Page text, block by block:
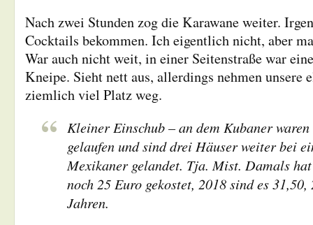
Nach zwei Stunden zog die Karawane weiter.
Cocktails bekommen. Ich eigentlich nicht, aber
War auch nicht weit, in einer Seitenstraße war
Kneipe. Sieht nett aus, allerdings nehmen unsere
ziemlich viel Platz weg.
Kleiner Einschub – an dem Kubaner
gelaufen und sind drei Häuser weiter bei
Mexikaner gelandet. Tja. Mist. Damals
noch 25 Euro gekostet, 2018 sind es
Jahren.